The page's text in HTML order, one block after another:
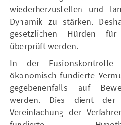
wiederherzustellen und
Dynamik zu stärken.
gesetzlichen Hürden
überprüft werden.
In der
ökonomisch fundierte
gegebenenfalls auf
werden. Dies dient der
Vereinfachung der